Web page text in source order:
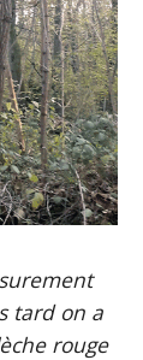
tard on a
rouge